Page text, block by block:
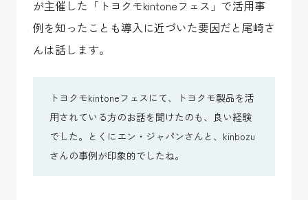
が主催した「トヨクモkintoneフェス」で活用事
例を知ったことも導入に近づいた要因だと尾崎さ
んは話します。
トヨクモkintoneフェスにて、トヨクモ製品を活
用されている方のお話を聞けたのも、良い経験
でした。とくにエン・ジャパンさんと、kinbozu
さんの事例が印象的でしたね。